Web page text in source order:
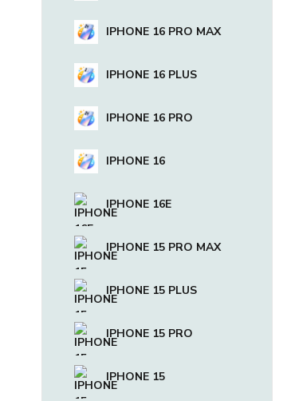
IPHONE 16 PRO MAX
IPHONE 16 PLUS
IPHONE 16 PRO
IPHONE 16
IPHONE 16E
IPHONE 15 PRO MAX
IPHONE 15 PLUS
IPHONE 15 PRO
IPHONE 15